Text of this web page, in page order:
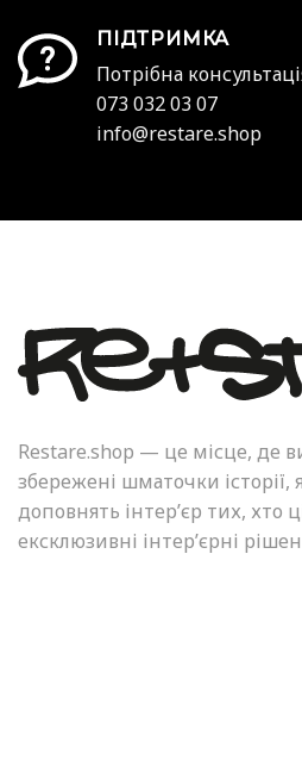
ПІДТРИМКА
Потрібна
073 032 03 07
info@restare.shop
Restare.shop — це місце, де
збережені шматочки історії,
доповнять інтер’єр тих, хто
ексклюзивні інтер’єрні